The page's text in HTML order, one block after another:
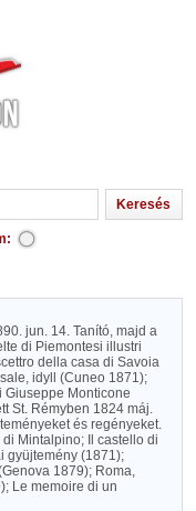
jun. 14. Tanító, majd a
di Piemontesi illustri
della casa di Savoia
idyll (Cuneo 1871);
Giuseppe Monticone
St. Rémyben 1824 máj.
és regényeket.
Mintalpino; Il castello di
gyüjtemény (1871);
1879); Roma,
Le memoire di un